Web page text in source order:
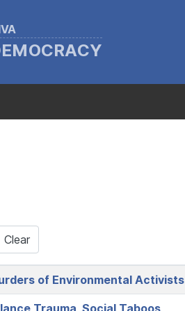
Clear
of Environmental Activists
Trauma, Social Taboos